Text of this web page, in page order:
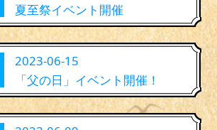
夏至祭イベント開催
2023-06-15
「父の日」イベント開催！